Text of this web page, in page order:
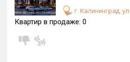
г. Калининград,
Квартир в продаже: 0